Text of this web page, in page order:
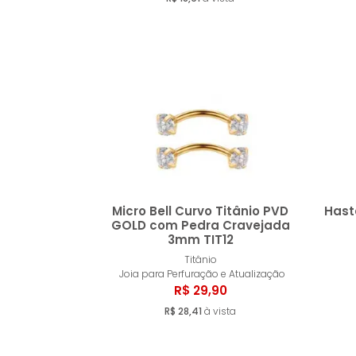
Micro Bell Curvo Titânio PVD
GOLD com Pedra Cravejada
3mm TIT12
Titânio
Joia para Perfuração e Atualização
R$ 29,90
R$ 28,41 à vista
Comprar